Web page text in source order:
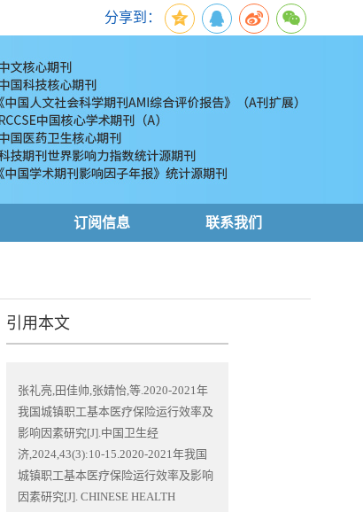
分享到：
订阅信息 联系我们
引用本文
张礼亮,田佳帅,张婧怡,等.2020-2021年
我国城镇职工基本医疗保险运行效率及
影响因素研究[J].中国卫生经
济,2024,43(3):10-15.2020-2021年我国
城镇职工基本医疗保险运行效率及影响
因素研究[J]. CHINESE HEALTH